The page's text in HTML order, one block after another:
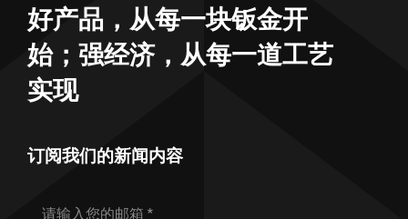
好产品，从每一块钣金开
始；强经济，从每一道工艺
实现
订阅我们的新闻内容